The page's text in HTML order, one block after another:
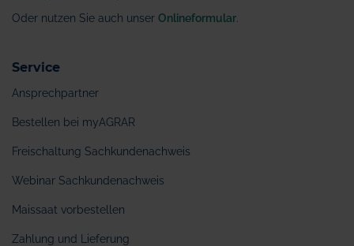
Oder nutzen Sie auch unser Onlineformular
Service
Ansprechpartner
Bestellen bei myAGRAR
Freischaltung Sachkundenachweis
Webinar Sachkundenachweis
Maissaat vorbestellen
Zahlung und Lieferung